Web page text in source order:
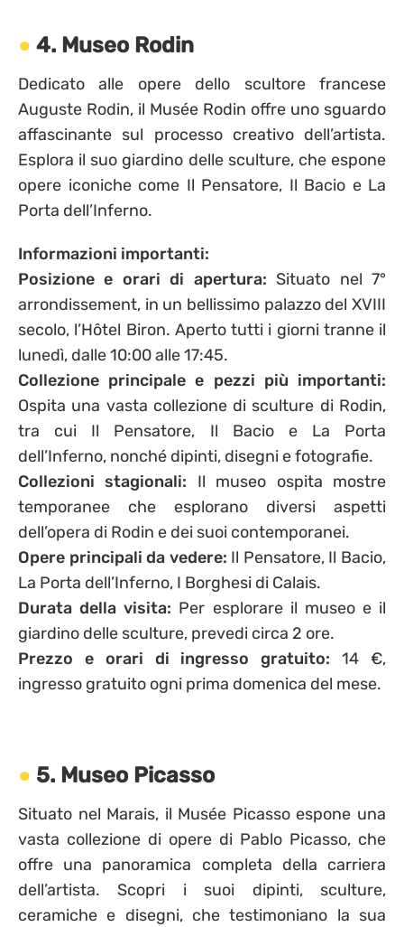
4. Museo Rodin
Dedicato alle opere dello scultore francese
Auguste Rodin, il Musée Rodin offre uno sguardo
affascinante sul processo creativo dell’artista.
Esplora il suo giardino delle sculture, che espone
opere iconiche come Il Pensatore, Il Bacio e La
Porta dell’Inferno.
Informazioni importanti:
Posizione e orari di apertura: Situato nel 7°
arrondissement, in un bellissimo palazzo del XVIII
secolo, l’Hôtel Biron. Aperto tutti i giorni tranne il
lunedì, dalle 10:00 alle 17:45.
Collezione principale e pezzi più importanti:
Ospita una vasta collezione di sculture di Rodin,
tra cui Il Pensatore, Il Bacio e La Porta
dell’Inferno, nonché dipinti, disegni e fotografie.
Collezioni stagionali: Il museo ospita mostre
temporanee che esplorano diversi aspetti
dell’opera di Rodin e dei suoi contemporanei.
Opere principali da vedere: Il Pensatore, Il Bacio,
La Porta dell’Inferno, I Borghesi di Calais.
Durata della visita: Per esplorare il museo e il
giardino delle sculture, prevedi circa 2 ore.
Prezzo e orari di ingresso gratuito: 14 €,
ingresso gratuito ogni prima domenica del mese.
5. Museo Picasso
Situato nel Marais, il Musée Picasso espone una
vasta collezione di opere di Pablo Picasso, che
offre una panoramica completa della carriera
dell’artista. Scopri i suoi dipinti, sculture,
ceramiche e disegni, che testimoniano la sua